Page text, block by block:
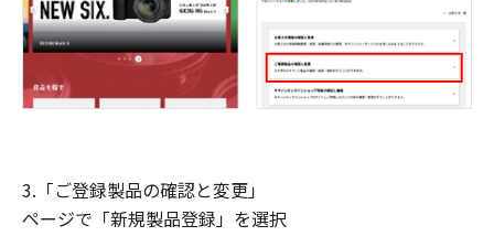
3.「ご登録製品の確認と変更」
ページで「新規製品登録」を選択